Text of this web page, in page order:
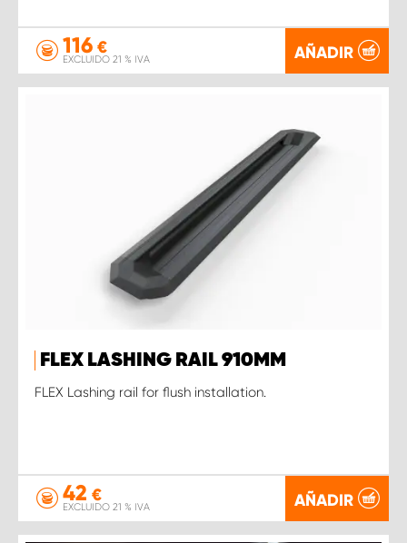
116 €
EXCLUIDO 21 % IVA AÑADIR
FLEX LASHING RAIL 910MM
FLEX Lashing rail for flush installation.
42 €
EXCLUIDO 21 % IVA AÑADIR